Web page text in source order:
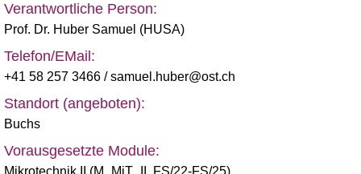
Verantwortliche Person:
Prof. Dr. Huber Samuel (HUSA)
Telefon/EMail:
+41 58 257 3466 / samuel.huber@ost.ch
Standort (angeboten):
Buchs
Vorausgesetzte Module:
Mikrotechnik II (M_MiT_II, FS/22-FS/25)